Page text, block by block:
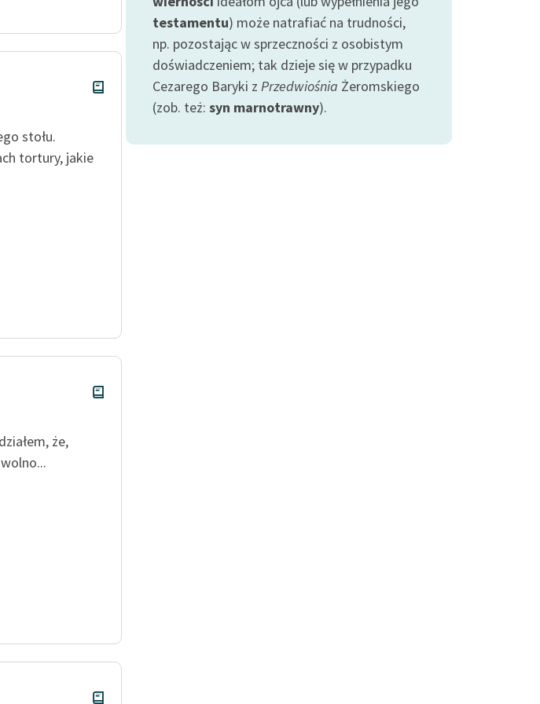
stołu.
tortury, jakie
że,
testamentu) może natrafiać na trudności,
np. pozostając w sprzeczności z osobistym
doświadczeniem; tak dzieje się w przypadku
Cezarego Baryki z Przedwiośnia Żeromskiego
(zob. też: syn marnotrawny).